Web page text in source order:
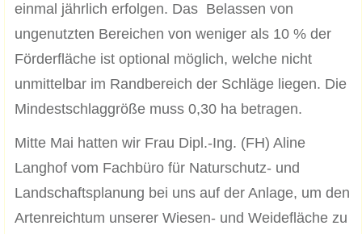
einmal jährlich erfolgen. Das Belassen von
ungenutzten Bereichen von weniger als 10 % der
Förderfläche ist optional möglich, welche nicht
unmittelbar im Randbereich der Schläge liegen. Die
Mindestschlaggröße muss 0,30 ha betragen.
Mitte Mai hatten wir Frau Dipl.-Ing. (FH) Aline
Langhof vom Fachbüro für Naturschutz- und
Landschaftsplanung bei uns auf der Anlage, um den
Artenreichtum unserer Wiesen- und Weidefläche zu